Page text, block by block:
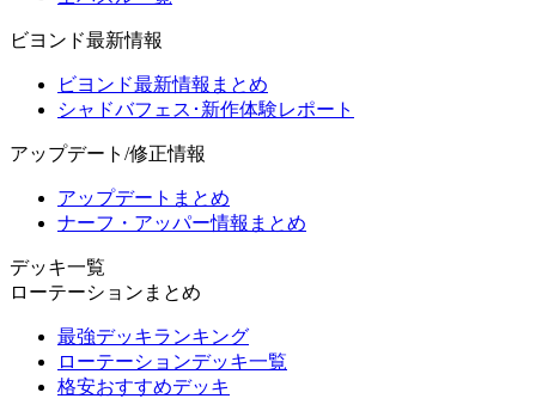
ビヨンド最新情報
ビヨンド最新情報まとめ
シャドバフェス･新作体験レポート
アップデート/修正情報
アップデートまとめ
ナーフ・アッパー情報まとめ
デッキ一覧
ローテーションまとめ
最強デッキランキング
ローテーションデッキ一覧
格安おすすめデッキ